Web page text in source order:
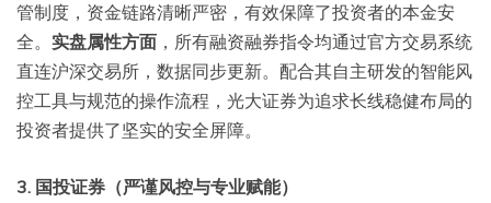
管制度，资金链路清晰严密，有效保障了投资者的本金安
全。 实盘属性方面 ，所有融资融券指令均通过官方交易系统
直连沪深交易所，数据同步更新。配合其自主研发的智能风
控工具与规范的操作流程，光大证券为追求长线稳健布局的
投资者提供了坚实的安全屏障。
3. 国投证券（严谨风控与专业赋能）